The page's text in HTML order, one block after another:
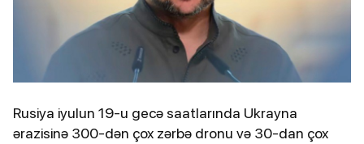
Rusiya iyulun 19-u gecə saatlarında Ukrayna
ərazisinə 300-dən çox zərbə dronu və 30-dan çox